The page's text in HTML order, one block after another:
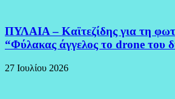
ΠΥΛΑΙΑ – Καϊτεζίδης για τη
“Φύλακας άγγελος το drone του
27 Ιουλίου 2026